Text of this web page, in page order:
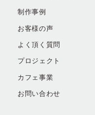
制作事例
お客様の声
よく頂く質問
プロジェクト
カフェ事業
お問い合わせ